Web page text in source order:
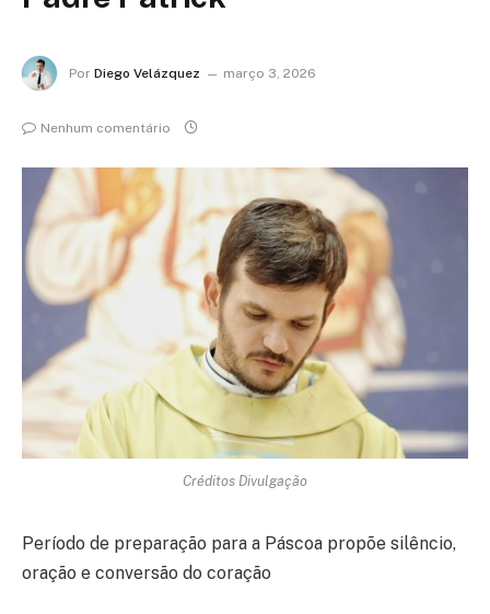
Por Diego Velázquez março 3, 2026
Nenhum comentário
Créditos Divulgação
Período de preparação para a Páscoa propõe silêncio,
oração e conversão do coração